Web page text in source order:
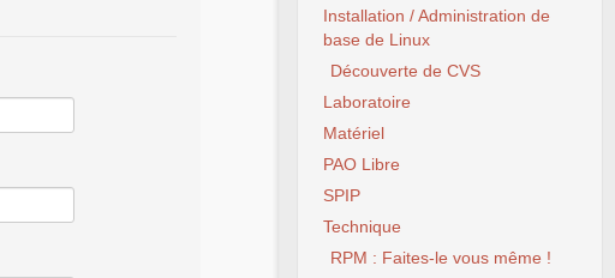
Installation / Administration de
base de Linux
Découverte de CVS
Laboratoire
Matériel
PAO Libre
SPIP
Technique
RPM : Faites-le vous même !